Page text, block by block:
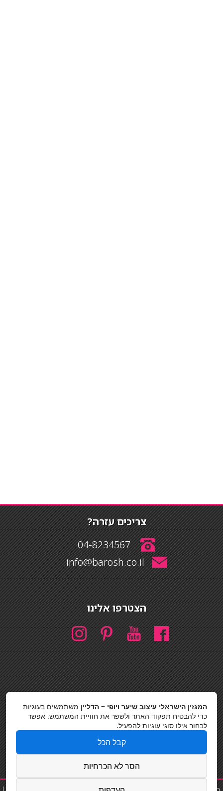
צריכים עזרה?
04-8234567
info@barosh.co.il
הצטרפו אלינו
חיפוש
חיפוש
כסאות בר
מדיניות פרטיות
תוספת שיער תוספות שיער |
המגזין הישראלי עיצוב שיער ויופי ~ הדליין משתמשים בעוגיות
כדי להבטיח תפקוד האתר ולשפר את חוויית המשתמש. אפשר
לבחור אילו סוגי עוגיות להפעיל.
קבל הכל
הסר לא הכרחיות